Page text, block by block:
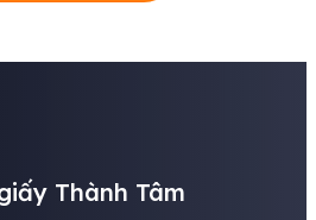
Thành Tâm